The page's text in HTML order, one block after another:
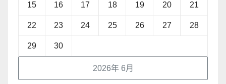
2026年 6月
15 16 17 18 19 20 21
22 23 24 25 26 27 28
29 30